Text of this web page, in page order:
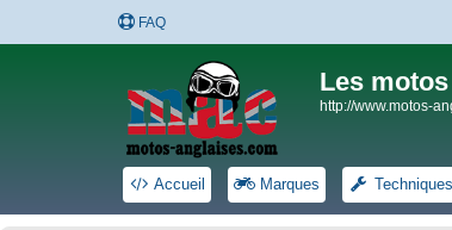
FAQ
Les
http://www.motos-
Accueil Marques Techniques